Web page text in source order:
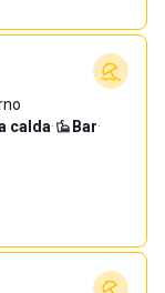
calda· Bar·